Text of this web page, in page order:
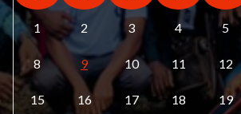
1 2 3 4 5
8 9 10 11 12
15 16 17 18 19